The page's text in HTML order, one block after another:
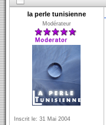
la perle tunisienne
Modérateur
Inscrit le: 31 Mai 2004